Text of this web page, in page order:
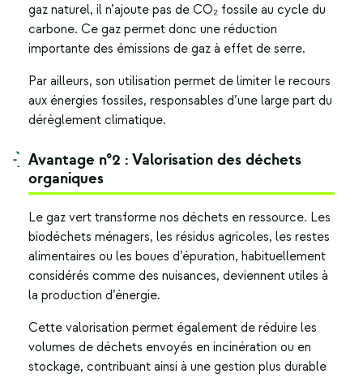
gaz naturel, il n’ajoute pas de CO₂ fossile au cycle du
carbone. Ce gaz permet donc une réduction
importante des émissions de gaz à effet de serre.
Par ailleurs, son utilisation permet de limiter le recours
aux énergies fossiles, responsables d’une large part du
dérèglement climatique.
Avantage n°2 : Valorisation des déchets
organiques
Le gaz vert transforme nos déchets en ressource. Les
biodéchets ménagers, les résidus agricoles, les restes
alimentaires ou les boues d’épuration, habituellement
considérés comme des nuisances, deviennent utiles à
la production d’énergie.
Cette valorisation permet également de réduire les
volumes de déchets envoyés en incinération ou en
stockage, contribuant ainsi à une gestion plus durable